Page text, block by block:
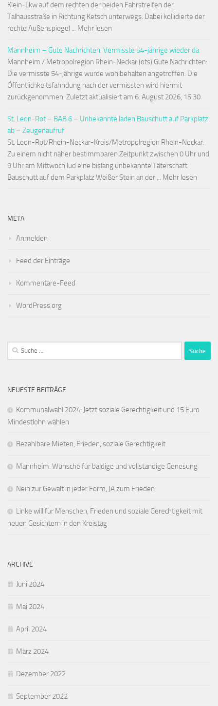
Klein-Lkw auf dem rechten der beiden Fahrstreifen der
Talhausstraße in Richtung Ketsch unterwegs. Dabei kollidierte der
rechte Außenspiegel ... Mehr lesen
Mannheim – Gute Nachrichten: Vermisste 54-jährige wieder da
Mannheim / Metropolregion Rhein-Neckar.(ots) Gute Nachrichten:
Die vermisste 54-jährige wurde wohlbehalten angetroffen. Die
Öffentlichkeitsfahndung nach der vermissten wird hiermit
zurückgenommen. Zuletzt aktualisiert am 6. August 2026, 15:30
St. Leon-Rot – BAB 6 – Unbekannte laden Bauschutt auf Parkplatz
ab – Zeugenaufruf
St. Leon-Rot/Rhein-Neckar-Kreis/Metropolregion Rhein-Neckar.
Zu einem nicht näher bestimmbaren Zeitpunkt zwischen 0 Uhr und
9 Uhr am Mittwoch lud eine bislang unbekannte Täterschaft
Bauschutt auf dem Parkplatz Weißer Stein an der ... Mehr lesen
META
Anmelden
Feed der Einträge
Kommentare-Feed
WordPress.org
Suche
nach:
NEUESTE BEITRÄGE
Kommunalwahl 2024: Jetzt soziale Gerechtigkeit und 15 Euro
Mindestlohn wählen
Bezahlbare Mieten, Frieden, soziale Gerechtigkeit
Mannheim: Wünsche für baldige und vollständige Genesung
Nein zur Gewalt in jeder Form, JA zum Frieden
Linke will für Menschen, Frieden und soziale Gerechtigkeit mit
neuen Gesichtern in den Kreistag
ARCHIVE
Juni 2024
Mai 2024
April 2024
März 2024
Dezember 2022
September 2022